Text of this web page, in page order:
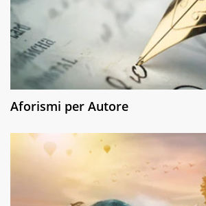
Aforismi per Autore